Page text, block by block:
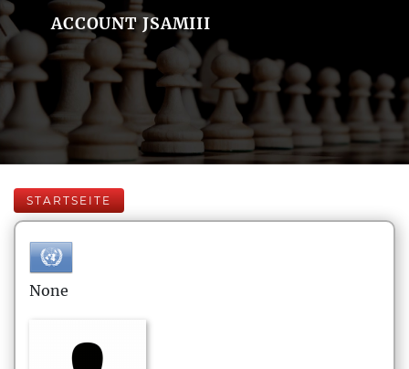
ACCOUNT JSAMIII
STARTSEITE
None